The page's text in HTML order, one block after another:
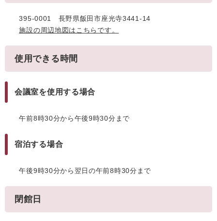
395-0001 長野県飯田市座光寺3441-14
施設の周辺地図はこちらです。
使用できる時間
会議室を使用する場合
午前8時30分から午後9時30分まで
宿泊する場合
午後9時30分から翌日の午前8時30分まで
閉館日